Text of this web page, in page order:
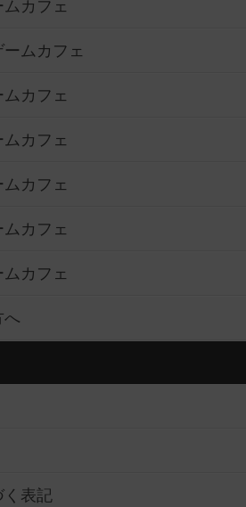
カフェ
ムカフェ
カフェ
カフェ
カフェ
カフェ
カフェ
へ
く表記